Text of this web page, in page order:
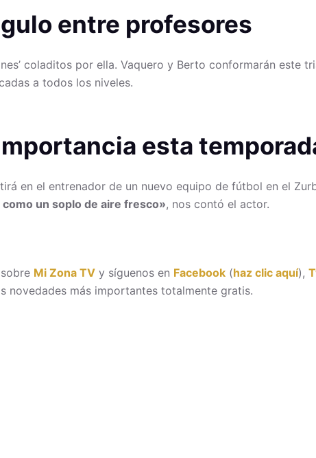
entre profesores
coladitos por ella. Vaquero y Berto conformarán este
a todos los niveles.
esta
en el entrenador de un nuevo equipo de fútbol en el
un soplo de aire fresco», nos contó el actor.
sobre Mi Zona TV y síguenos en Facebook (haz clic aquí),
novedades más importantes totalmente gratis.